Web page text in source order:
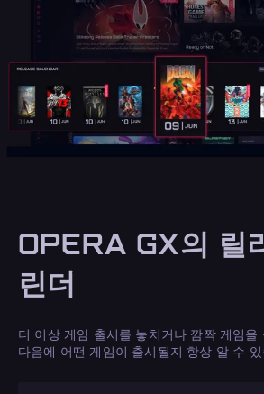
OPERA GX의 릴
린더
더 이상 게임 출시를 놓치거나 깜짝 게임을
다음에 어떤 게임이 출시될지 항상 알 수